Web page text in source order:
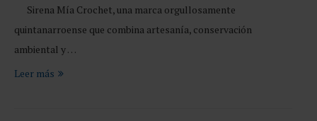
Sirena Mía Crochet, una marca orgullosamente
quintanarroense que combina artesanía, conservación
ambiental y …
Leer más